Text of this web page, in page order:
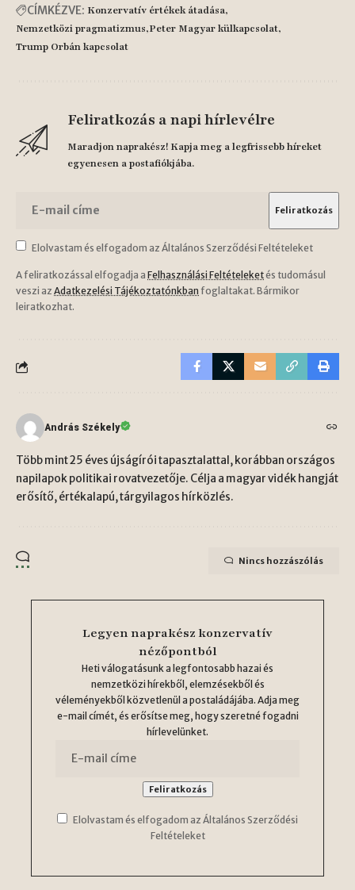
CÍMKÉZVE: Konzervatív értékek átadása
Nemzetközi pragmatizmus Peter Magyar külkapcsolat
Trump Orbán kapcsolat
Feliratkozás a napi hírlevélre
Maradjon naprakész! Kapja meg a legfrissebb híreket
egyenesen a postafiókjába.
Elolvastam és elfogadom az Általános Szerződési Feltételeket
A feliratkozással elfogadja a Felhasználási Feltételeketés tudomásul
veszi az Adatkezelési Tájékoztatónkban foglaltakat. Bármikor
leiratkozhat.
András Székely
Több mint 25 éves újságírói tapasztalattal, korábban országos
napilapok politikai rovatvezetője. Célja a magyar vidék hangját
erősítő, értékalapú, tárgyilagos hírközlés.
Nincs hozzászólás
Legyen naprakész konzervatív
nézőpontból
Heti válogatásunk a legfontosabb hazai és
nemzetközi hírekből, elemzésekből és
véleményekből közvetlenül a postaládájába. Adja meg
e-mail címét, és erősítse meg, hogy szeretné fogadni
hírlevelünket.
Elolvastam és elfogadom az Általános Szerződési
Feltételeket